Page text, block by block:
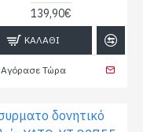
139,90€
ΚΑΛΆΘΙ
Αγόρασε Τώρα